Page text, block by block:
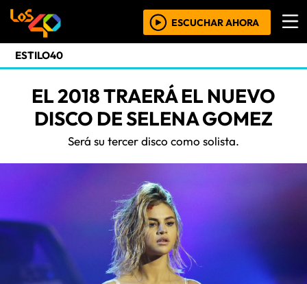
ESCUCHAR AHORA
ESTILO40
EL 2018 TRAERÁ EL NUEVO
DISCO DE SELENA GOMEZ
Será su tercer disco como solista.